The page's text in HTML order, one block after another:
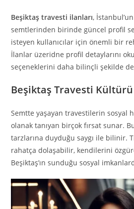
Beşiktaş travesti ilanları,
semtlerinden birinde güncel profil
isteyen kullanıcılar için önemli bir
İlanlar üzeridne profil detaylarını
seçeneklerini daha bilinçli şekilde
Beşiktaş Travesti Kültürü
Semtte yaşayan travestilerin sosyal
olanak tanıyan birçok fırsat sunar.
tarzlarına duyduğu saygı ile bilinir.
rahatça dolaşabilir, kendilerini
Beşiktaş’ın sunduğu sosyal